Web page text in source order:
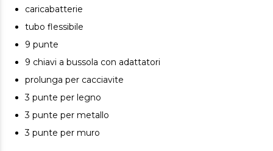
Include una valigetta con: accessori, punte per widia,
caricabatterie
tubo flessibile
9 punte
9 chiavi a bussola con adattatori
prolunga per cacciavite
3 punte per legno
3 punte per metallo
3 punte per muro